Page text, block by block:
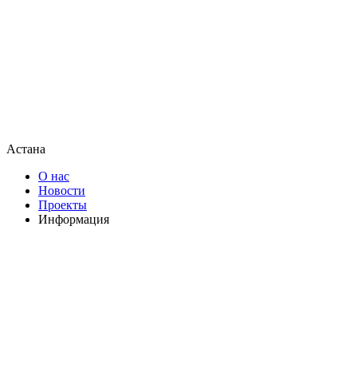
Астана
О нас
Новости
Проекты
Информация